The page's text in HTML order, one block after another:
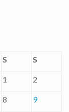
S S
1 2
8 9